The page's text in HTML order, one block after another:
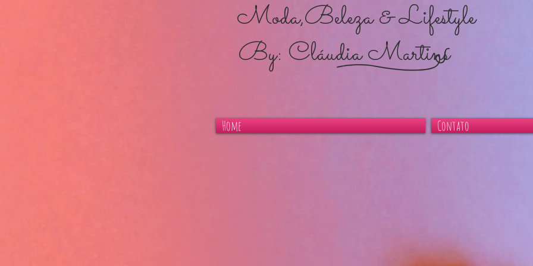
Moda,Beleza &
By: Cláudia Martins
Home Contato